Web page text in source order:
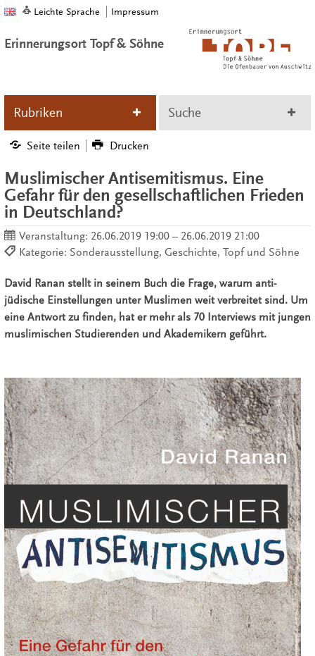
Leichte Sprache Impressum
Erinnerungsort Topf & Söhne
Rubriken Suche
Seite teilen Drucken
Muslimischer Antisemitismus. Eine
Gefahr für den gesellschaftlichen Frieden
in Deutschland?
Veranstaltung: 26.06.2019 19:00 – 26.06.2019 21:00
Kategorie: Sonderausstellung, Geschichte, Topf und Söhne
David Ranan stellt in seinem Buch die Frage, warum anti-
jüdische Einstellungen unter Muslimen weit verbreitet sind. Um
eine Antwort zu finden, hat er mehr als 70 Interviews mit jungen
muslimischen Studierenden und Akademikern geführt.